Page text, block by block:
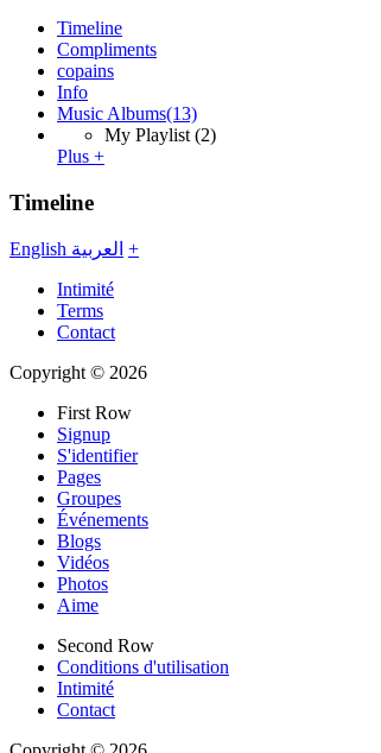
Timeline
Compliments
copains
Info
Music Albums(13)
My Playlist (2)
Plus +
Timeline
English العربية +
Intimité
Terms
Contact
Copyright © 2026
First Row
Signup
S'identifier
Pages
Groupes
Événements
Blogs
Vidéos
Photos
Aime
Second Row
Conditions d'utilisation
Intimité
Contact